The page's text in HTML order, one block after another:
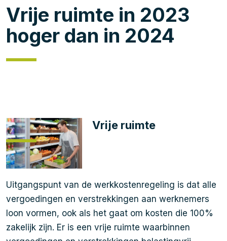
Vrije ruimte in 2023
hoger dan in 2024
Vrije ruimte
Uitgangspunt van de werkkostenregeling is dat alle
vergoedingen en verstrekkingen aan werknemers
loon vormen, ook als het gaat om kosten die 100%
zakelijk zijn. Er is een vrije ruimte waarbinnen